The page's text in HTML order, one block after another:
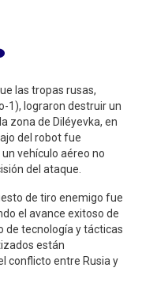
las tropas rusas,
1), lograron destruir un
zona de Diléyevka, en
del robot fue
vehículo aéreo no
del ataque.
de tiro enemigo fue
el avance exitoso de
de tecnología y tácticas
están
conflicto entre Rusia y